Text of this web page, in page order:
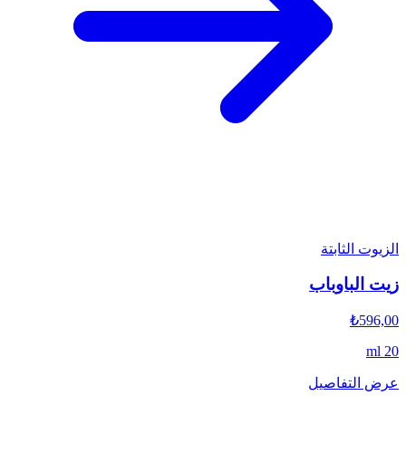
الزيوت الثابتة
زيت الباوباب
₺596,00
20 ml
عرض التفاصيل